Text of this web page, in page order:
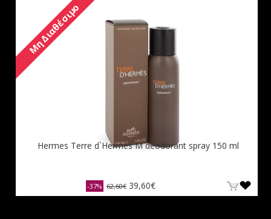
Μη Διαθέσιμο
Hermes Terre d`Hermes M deodorant spray 150 ml
-37% 62,60€ 39,60€